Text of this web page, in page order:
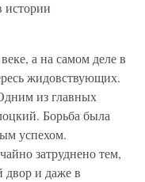
истории
а на самом деле в
жидовствующих.
из главных
Борьба была
успехом.
затруднено тем,
двор и даже в